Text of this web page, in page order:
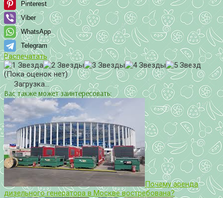
Pinterest
Viber
WhatsApp
Telegram
Распечатать
(Пока оценок нет)
Загрузка...
Вас также может заинтересовать:
Почему аренда
дизельного генератора в Москве востребована?